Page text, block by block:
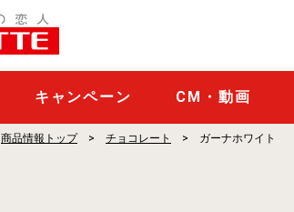
キャンペーン CM・動画
商品情報トップ チョコレート ガーナホワイト